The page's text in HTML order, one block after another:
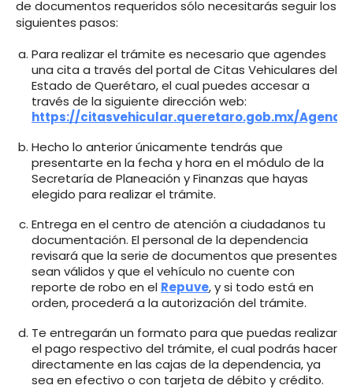
de documentos requeridos sólo necesitarás seguir los
siguientes pasos:
Para realizar el trámite es necesario que agendes
una cita a través del portal de Citas Vehiculares del
Estado de Querétaro, el cual puedes accesar a
través de la siguiente dirección web:
https://citasvehicular.queretaro.gob.mx/
Hecho lo anterior únicamente tendrás que
presentarte en la fecha y hora en el módulo de la
Secretaría de Planeación y Finanzas que hayas
elegido para realizar el trámite.
Entrega en el centro de atención a ciudadanos tu
documentación. El personal de la dependencia
revisará que la serie de documentos que presentes
sean válidos y que el vehículo no cuente con
reporte de robo en el Repuve, y si todo está en
orden, procederá a la autorización del trámite.
Te entregarán un formato para que puedas realizar
el pago respectivo del trámite, el cual podrás hacer
directamente en las cajas de la dependencia, ya
sea en efectivo o con tarjeta de débito y crédito.